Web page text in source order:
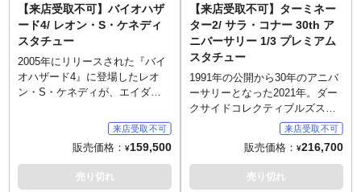
■スマートフォンでご予約の場合
はご予約後に別途内金のご案内
メールをお送りします。
■お客様都合による本商品の返
品・キャンセルは一切受付でき
ません。
■ご予約いただいた時点で、商品
代金のうち「\60,000」を内金と
してお支払いをお願いします
（内金確認をもってご予約受付
とさせていただきます）。
■残りの商品代金につきましては
り配送指示をお願いします。
■スマートフォンでご予約の場合
はご予約後に別途内金のご案内
メールをお送りします。
液体金属（リキッドメタル）状
態をセレクト。銃撃を無傷で受
け、サラ・コナーを弾切れにし
た際にみせた指使いシーンを、
1/3スケール、全高約70センチで
再現。スキャン元となったオー
ジやネームプレート、シャツに
刺さったペンまでディテール再
現。差し替えの腕パーツが付属
し、指先を鋭利に伸ばしたもの
などに変更可能です。ベースは
を、1/3スケール、全高約70セン
チで再現。スキャン元となった
オースティンのLAPD制服、警官
バッジやネームプレート、シャ
ツに刺さったペンまで、それぞ
れの質感に合わせ塗装。差し替
えの腕パーツが付属し、指先を
鋭利に伸ばしたものなどに変更
可能です。ベースは最終決戦の
工場内をフィーチャー！LEDに
よるライトアップ内蔵で、高温
になった溶鉱炉の雰囲気を演出
【来店受取不可】バイオハザ
ード4/ レオン・S・ケネディ
スタチュー
2005年にリリースされた『バイ
オハザード4』に登場したレオ
ン・S・ケネディが、エイダに
ブルスタジオからスタチュー化
です。パッケージアートをイメ
ージさせる、右手でハンドガ
ン、左手でナイフを構えた姿を
全高約48センチで立体化。印象
販売価格： ¥159,500
売り切れ
【来店受取不可】ターミネー
ター2/ サラ・コナー 30th ア
ニバーサリー 1/3 プレミアム
スタチュー
1991年の公開から30年のアニバ
ーサリーとなった2021年。ダー
クサイドコレクティブルズスタ
ジオから、映画『ターミネータ
ー2』でリンダ・ハミルトンが演
じたサラ・コナーを1/3スケール
でスタチュー化します。収監さ
れる前のサラ・コナーが、武器
販売価格： ¥216,700
売り切れ